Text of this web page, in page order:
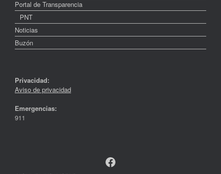
Portal de Transparencia
PNT
Noticias
Buzón
Privacidad:
Aviso de privacidad
Emergencias:
911
Facebook